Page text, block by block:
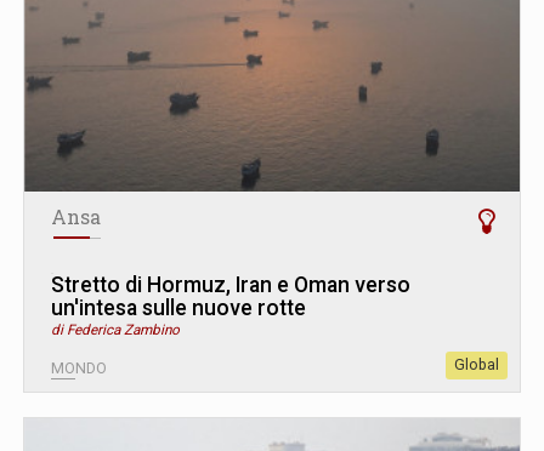
Ansa
Stretto di Hormuz, Iran e Oman verso
un'intesa sulle nuove rotte
di Federica Zambino
MONDO Global